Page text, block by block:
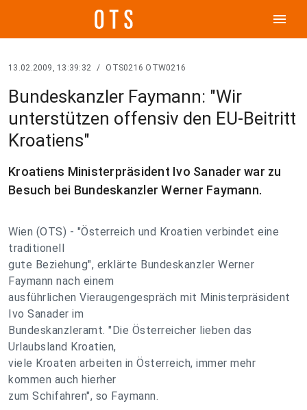
menu
13.02.2009, 13:39:32 / OTS0216 OTW0216
Bundeskanzler Faymann: "Wir
unterstützen offensiv den EU-Beitritt
Kroatiens"
Kroatiens Ministerpräsident Ivo Sanader war zu
Besuch bei Bundeskanzler Werner Faymann.
Wien (OTS) - "Österreich und Kroatien verbindet eine
traditionell
gute Beziehung", erklärte Bundeskanzler Werner
Faymann nach einem
ausführlichen Vieraugengespräch mit Ministerpräsident
Ivo Sanader im
Bundeskanzleramt. "Die Österreicher lieben das
Urlaubsland Kroatien,
viele Kroaten arbeiten in Österreich, immer mehr
kommen auch hierher
zum Schifahren", so Faymann.